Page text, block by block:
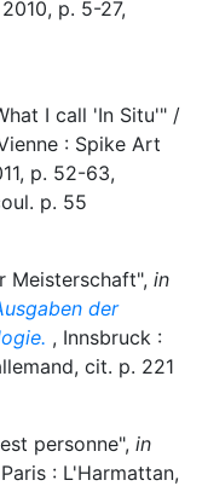
p. 5-27,
I call 'In Situ'" /
: Spike Art
p. 52-63,
p. 55
Meisterschaft", in
der
, Innsbruck :
cit. p. 221
personne", in
: L'Harmattan,